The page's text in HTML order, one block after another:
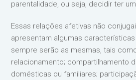
parentalidade, ou seja, decidir ter
Essas relações afetivas não
apresentam algumas
sempre serão as mesmas, tais
relacionamento; compartilhamento
domésticas ou familiares;